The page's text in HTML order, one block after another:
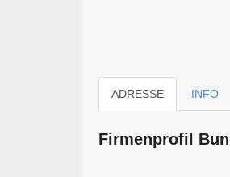
ADRESSE INFO
Firmen­profil